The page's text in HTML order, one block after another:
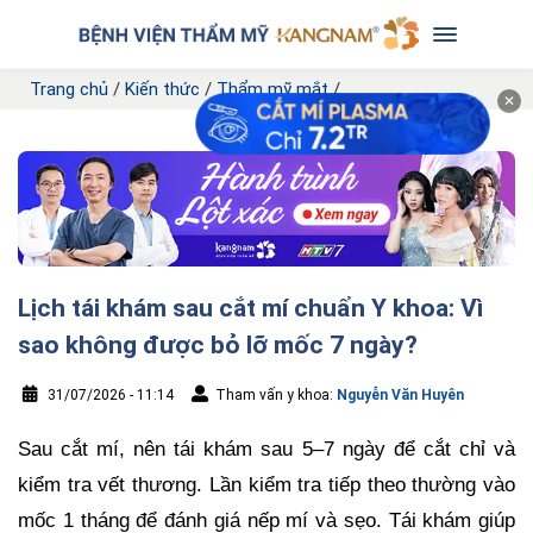
Trang chủ / Kiến thức /Thẩm mỹ mắt/
Lịch tái khám sau cắt mí chuẩn Y khoa: Vì
sao không được bỏ lỡ mốc 7 ngày?
31/07/2026 - 11:14 Tham vấn y khoa: Nguyễn Văn Huyên
Sau cắt mí, nên tái khám sau 5–7 ngày để cắt chỉ và
kiểm tra vết thương. Lần kiểm tra tiếp theo thường vào
mốc 1 tháng để đánh giá nếp mí và sẹo. Tái khám giúp
✕